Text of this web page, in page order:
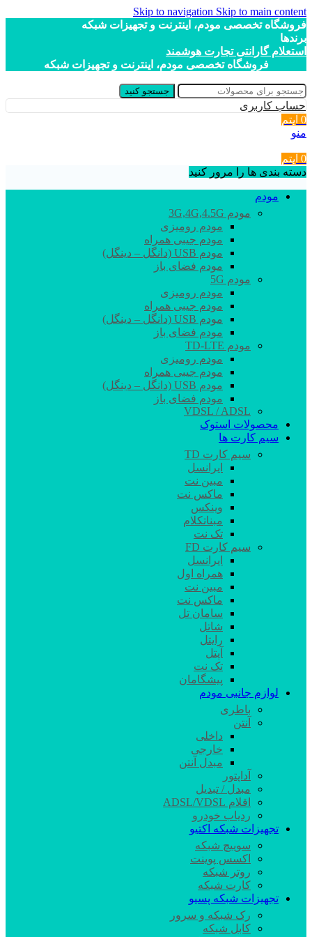
Skip to navigation Skip to main content
فروشگاه تخصصی مودم، اینترنت و تجهیزات شبکه
برندها
استعلام گارانتی تجارت هوشمند
فروشگاه تخصصی مودم، اینترنت و تجهیزات شبکه
جستجو کنید
حساب کاربری
0 آیتم
منو
0 آیتم
دسته بندی ها را مرور کنید
مودم
مودم 3G,4G,4.5G
مودم رومیزی
مودم جیبی همراه
مودم USB (دانگل – دینگل)
مودم فضای باز
مودم 5G
مودم رومیزی
مودم جیبی همراه
مودم USB (دانگل – دینگل)
مودم فضای باز
مودم TD-LTE
مودم رومیزی
مودم جیبی همراه
مودم USB (دانگل – دینگل)
مودم فضای باز
VDSL / ADSL
محصولات استوک
سیم کارت ها
سیم کارت TD
ایرانسل
مبین نت
ماکس نت
وینکس
مبناتکلام
تک نت
سیم کارت FD
ایرانسل
همراه اول
مبین نت
ماکس نت
سامان تل
شاتل
رایتل
آپتل
تک نت
پیشگامان
لوازم جانبی مودم
باطری
آنتن
داخلی
خارجی
مبدل آنتن
آداپتور
مبدل / تبدیل
اقلام ADSL/VDSL
ردیاب خودرو
تجهیزات شبکه اکتیو
سوییچ شبکه
اکسس پوینت
روتر شبکه
کارت شبکه
تجهیزات شبکه پسیو
رک شبکه و سرور
کابل شبکه